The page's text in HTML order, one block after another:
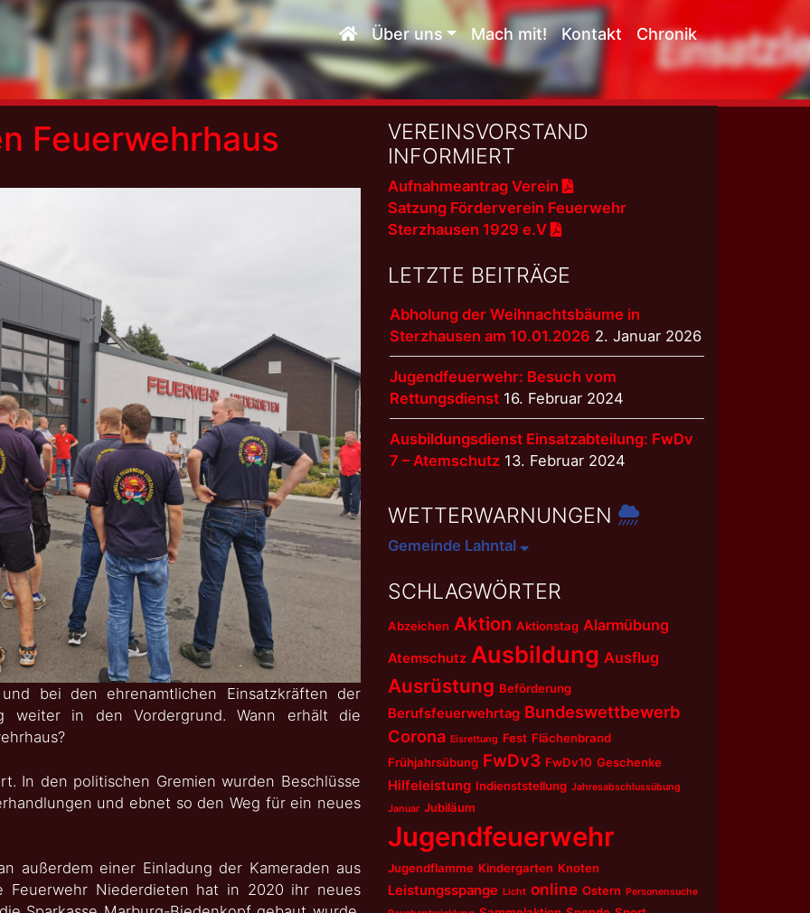
Über uns Mach mit! Kontakt Chronik
Feuerwehrhaus
bei den ehrenamtlichen Einsatzkräften der
weiter in den Vordergrund. Wann erhält die
In den politischen Gremien wurden Beschlüsse
und ebnet so den Weg für ein neues
außerdem einer Einladung der Kameraden aus
Feuerwehr Niederdieten hat in 2020 ihr neues
VEREINSVORSTAND
INFORMIERT
Aufnahmeantrag Verein
Satzung Förderverein Feuerwehr
Sterzhausen 1929 e.V
LETZTE BEITRÄGE
Abholung der Weihnachtsbäume in
Sterzhausen am 10.01.2026 2. Januar 2026
Jugendfeuerwehr: Besuch vom
Rettungsdienst 16. Februar 2024
Ausbildungsdienst Einsatzabteilung: FwDv
7 – Atemschutz 13. Februar 2024
WETTERWARNUNGEN
Gemeinde Lahntal
SCHLAGWÖRTER
Abzeichen Aktion Aktionstag Alarmübung
Atemschutz Ausbildung Ausflug
Ausrüstung Beförderung
Berufsfeuerwehrtag Bundeswettbewerb
Corona Eisrettung Fest Flächenbrand
Frühjahrsübung FwDv3 FwDv10 Geschenke
Hilfeleistung Indienststellung Jahresabschlussübung
Januar Jubiläum
Jugendfeuerwehr
Jugendflamme Kindergarten Knoten
Leistungsspange Licht online Ostern Personensuche